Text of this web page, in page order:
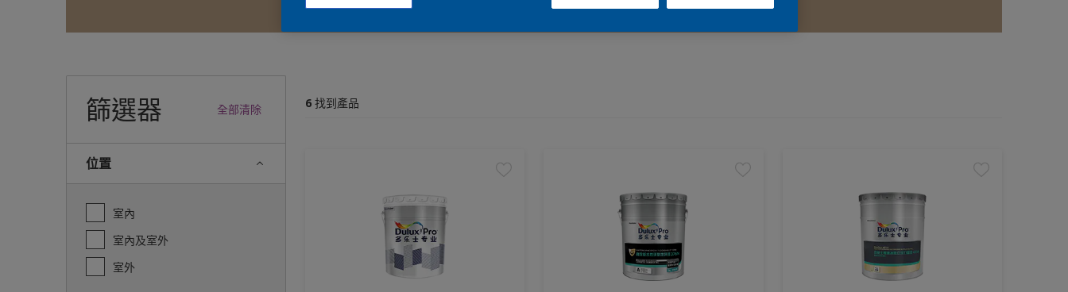
篩選器 全部清除
位置
室內
室內及室外
室外
6 找到產品